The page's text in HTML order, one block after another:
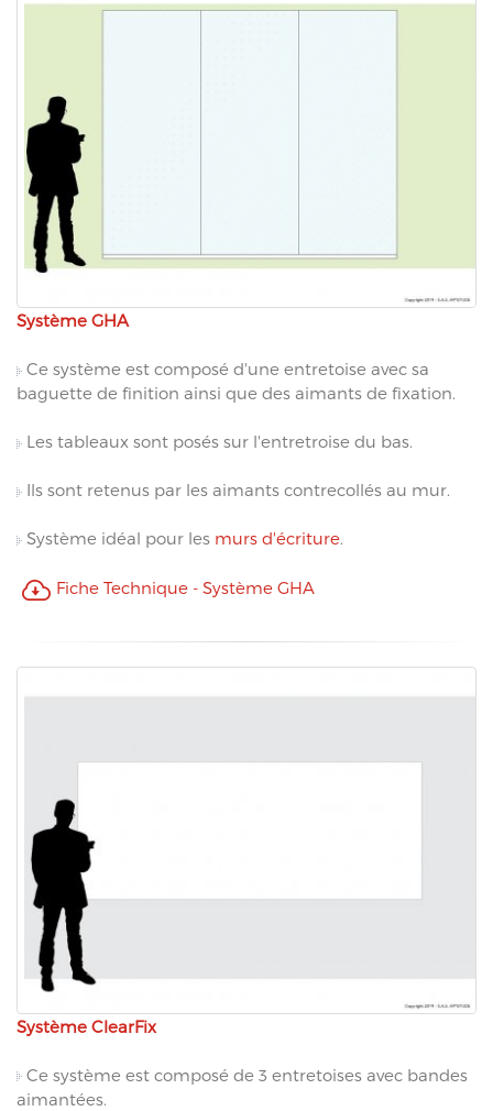
Système GHA
Ce système est composé d'une entretoise avec sa
baguette de finition ainsi que des aimants de fixation.
Les tableaux sont posés sur l'entretroise du bas.
Ils sont retenus par les aimants contrecollés au mur.
Système idéal pour les murs d'écriture.
Fiche Technique - Système GHA
Système ClearFix
Ce système est composé de 3 entretoises avec bandes
aimantées.